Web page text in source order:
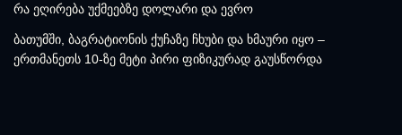
რა ეღირება უქმეებზე დოლარი და ევრო
ბათუმში, ბაგრატიონის ქუჩაზე ჩხუბი და ხმაური იყო –
ერთმანეთს 10-ზე მეტი პირი ფიზიკურად გაუსწორდა